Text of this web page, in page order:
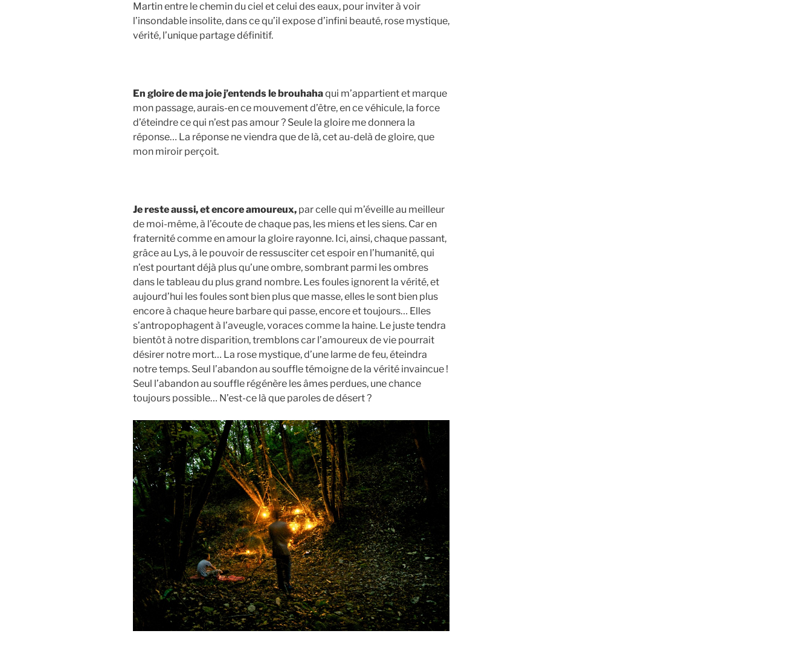
Martin entre le chemin du ciel et celui des eaux, pour inviter à voir
l’insondable insolite, dans ce qu’il expose d’infini beauté, rose mystique,
vérité, l’unique partage définitif.
En gloire de ma joie j’entends le brouhahaqui m’appartient et marque
mon passage, aurais-en ce mouvement d’être, en ce véhicule, la force
d’éteindre ce qui n’est pas amour ? Seule la gloire me donnera la
réponse… La réponse ne viendra que de là, cet au-delà de gloire, que
mon miroir perçoit.
Je reste aussi, et encore amoureux, par celle qui m’éveille au meilleur
de moi-même, à l’écoute de chaque pas, les miens et les siens. Car en
fraternité comme en amour la gloire rayonne. Ici, ainsi, chaque passant,
grâce au Lys, à le pouvoir de ressusciter cet espoir en l’humanité, qui
n’est pourtant déjà plus qu’une ombre, sombrant parmi les ombres
dans le tableau du plus grand nombre. Les foules ignorent la vérité, et
aujourd’hui les foules sont bien plus que masse, elles le sont bien plus
encore à chaque heure barbare qui passe, encore et toujours… Elles
s’antropophagent à l’aveugle, voraces comme la haine. Le juste tendra
bientôt à notre disparition, tremblons car l’amoureux de vie pourrait
désirer notre mort… La rose mystique, d’une larme de feu, éteindra
notre temps. Seul l’abandon au souffle témoigne de la vérité invaincue !
Seul l’abandon au souffle régénère les âmes perdues, une chance
toujours possible… N’est-ce là que paroles de désert ?